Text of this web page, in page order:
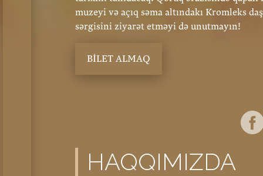
muzeyi və açıq səma altındakı Kromleks daş
sərgisini ziyarət etməyi də unutmayın!
BILET ALMAQ
HAQQIMIZDA